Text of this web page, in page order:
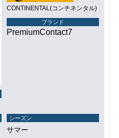
CONTINENTAL(コンチネンタル)
ブランド
PremiumContact7
シーズン
サマー